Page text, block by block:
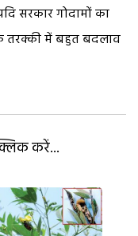
सरकार गोदामों का
तरक्की में बहुत बदलाव
करें...